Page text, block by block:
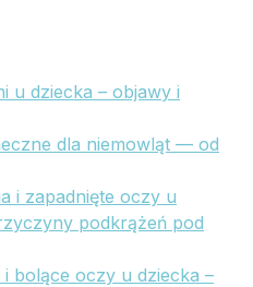
u dziecka – objawy i
dla niemowląt — od
i zapadnięte oczy u
podkrążeń pod
bolące oczy u dziecka –